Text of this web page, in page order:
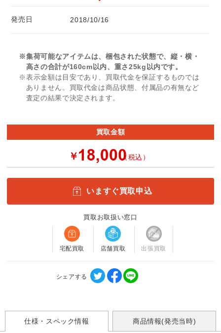
発売日 2018/10/16
※集荷可能なアイテムは、梱包された状態で、縦・横・
高さの合計が160cm以内、重さ25kg以内です。
※表示金額は目安であり、買取代金を保証するものでは
ありません。買取代金は商品状態、付属品の有無など
査定の結果で決定されます。
買取金額
￥ （税込）
いますぐ買取申込
買取お取扱い窓口
宅配買取 店舗買取 出張買取
シェアする
仕様・スペック情報 商品情報(発売当時)